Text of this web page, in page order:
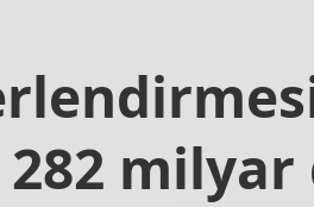
milyar